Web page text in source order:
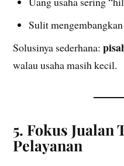
Sulit
Solusinya sederhana:
walau usaha masih kecil.
5. Fokus Jualan
Pelayanan